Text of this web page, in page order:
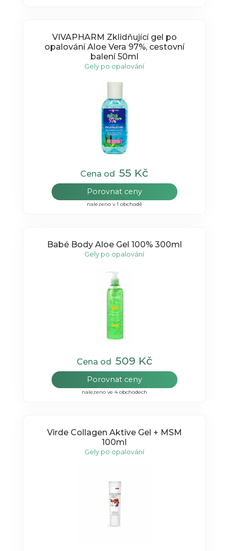
VIVAPHARM Zklidňující gel po
opalování Aloe Vera 97%, cestovní
balení 50ml
Gely po opalování
Cena od55 Kč
Porovnat ceny
nalezeno v 1 obchodě
Babé Body Aloe Gel 100% 300ml
Gely po opalování
Cena od 509 Kč
Porovnat ceny
nalezeno ve 4 obchodech
Virde Collagen Aktive Gel + MSM
100ml
Gely po opalování